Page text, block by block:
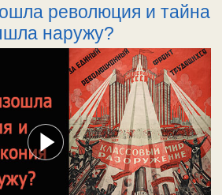
революция и тайна
наружу?